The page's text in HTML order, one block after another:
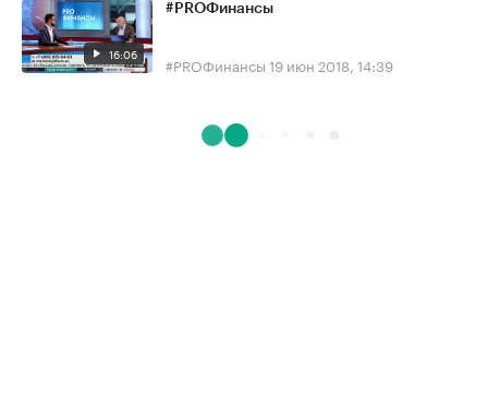
16:06
#PROФинансы
#PROФинансы 19 июн 2018, 14:39